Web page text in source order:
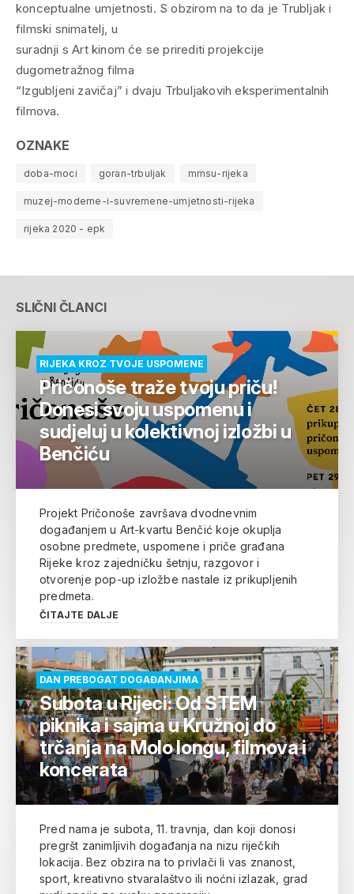
konceptualne umjetnosti. S obzirom na to da je Trubljak i
filmski snimatelj, u
suradnji s Art kinom će se prirediti projekcije
dugometražnog filma
“Izgubljeni zavičaj” i dvaju Trbuljakovih eksperimentalnih
filmova.
OZNAKE
doba-moci goran-trbuljak mmsu-rijeka
muzej-moderne-i-suvremene-umjetnosti-rijeka
rijeka 2020 - epk
SLIČNI ČLANCI
RIJEKA KROZ TVOJE USPOMENE
Pričonoše traže tvoju priču!
Donesi svoju uspomenu i
sudjeluj u kolektivnoj izložbi u
Benčiću
Projekt Pričonoše završava dvodnevnim
događanjem u Art-kvartu Benčić koje okuplja
osobne predmete, uspomene i priče građana
Rijeke kroz zajedničku šetnju, razgovor i
otvorenje pop-up izložbe nastale iz prikupljenih
predmeta.
ČITAJTE DALJE
DAN PREBOGAT DOGAĐANJIMA
Subota u Rijeci: Od STEM
piknika i sajma u Kružnoj do
trčanja na Molo longu, filmova i
koncerata
Pred nama je subota, 11. travnja, dan koji donosi
pregršt zanimljivih događanja na nizu riječkih
lokacija. Bez obzira na to privlači li vas znanost,
sport, kreativno stvaralaštvo ili noćni izlazak, grad